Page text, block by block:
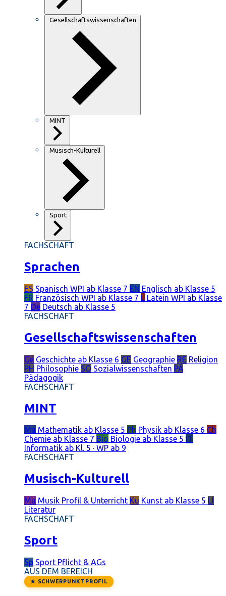
Gesellschaftswissenschaften
MINT
Musisch-Kulturell
Sport
FACHSCHAFT
Sprachen
ES Spanisch WPI ab Klasse 7 EN Englisch ab Klasse 5
FR Französisch WPI ab Klasse 7 L Latein WPI ab Klasse
7 De Deutsch ab Klasse 5
FACHSCHAFT
Gesellschaftswissenschaften
Ge Geschichte ab Klasse 6 GE Geographie RE Religion
PH Philosophie SO Sozialwissenschaften PÄ
Pädagogik
FACHSCHAFT
MINT
Ma Mathematik ab Klasse 5 Ph Physik ab Klasse 6 Ch
Chemie ab Klasse 7 Bio Biologie ab Klasse 5 IT
Informatik ab Kl. 5 · WP ab 9
FACHSCHAFT
Musisch-Kulturell
Mu Musik Profil & Unterricht Ku Kunst ab Klasse 5 LI
Literatur
FACHSCHAFT
Sport
Sp Sport Pflicht & AGs
AUS DEM BEREICH
★ SCHWERPUNKTPROFIL